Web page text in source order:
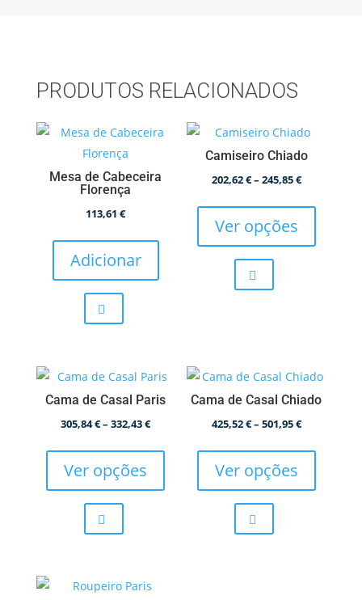
PRODUTOS RELACIONADOS
Mesa de Cabeceira
Florença
113,61€
Adicionar
Camiseiro Chiado
202,62€– 245,85€Price
through
Ver opções
has
on
product
Cama de Casal Paris
305,84€– 332,43€Price
through
Ver opções
Cama de Casal Chiado
425,52€– 501,95€Price
through
Ver opções